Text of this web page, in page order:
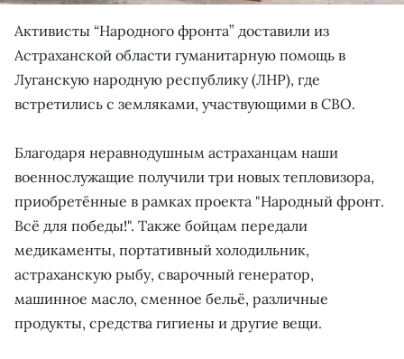
Активисты “Народного фронта” доставили из
Астраханской области гуманитарную помощь в
Луганскую народную республику (ЛНР), где
встретились с земляками, участвующими в СВО.
Благодаря неравнодушным астраханцам наши
военнослужащие получили три новых тепловизора,
приобретённые в рамках проекта "Народный фронт.
Всё для победы!". Также бойцам передали
медикаменты, портативный холодильник,
астраханскую рыбу, сварочный генератор,
машинное масло, сменное бельё, различные
продукты, средства гигиены и другие вещи.